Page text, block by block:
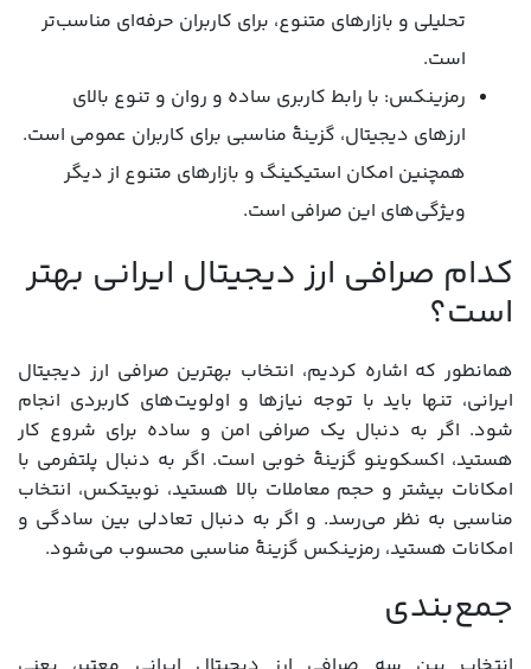
تحلیلی و بازارهای متنوع، برای کاربران حرفه‌ای مناسب‌تر
است.
رمزینکس: با رابط کاربری ساده و روان و تنوع بالای
ارزهای دیجیتال، گزینۀ مناسبی برای کاربران عمومی است.
همچنین امکان استیکینگ و بازارهای متنوع از دیگر
ویژگی‌های این صرافی است.
کدام صرافی ارز دیجیتال ایرانی بهتر
است؟
همانطور که اشاره کردیم، انتخاب بهترین صرافی ارز دیجیتال
ایرانی، تنها باید با توجه نیازها و اولویت‌های کاربردی انجام
شود. اگر به دنبال یک صرافی امن و ساده برای شروع کار
هستید، اکسکوینو گزینۀ خوبی است. اگر به دنبال پلتفرمی با
امکانات بیشتر و حجم معاملات بالا هستید، نوبیتکس، انتخاب
مناسبی به نظر می‌رسد. و اگر به دنبال تعادلی بین سادگی و
امکانات هستید، رمزینکس گزینۀ مناسبی محسوب می‌شود.
جمع‌بندی